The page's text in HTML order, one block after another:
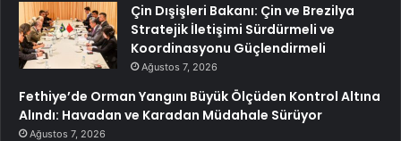
Çin Dışişleri Bakanı: Çin ve Brezilya
Stratejik İletişimi Sürdürmeli ve
Koordinasyonu Güçlendirmeli
Ağustos 7, 2026
Fethiye’de Orman Yangını Büyük Ölçüden Kontrol Altına
Alındı: Havadan ve Karadan Müdahale Sürüyor
Ağustos 7, 2026